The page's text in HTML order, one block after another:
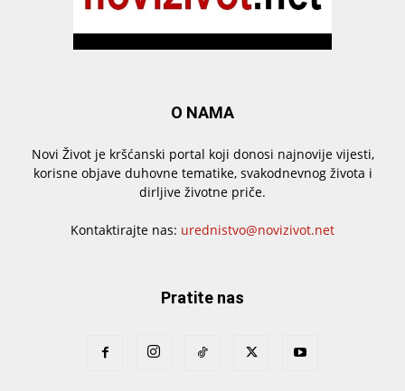
O NAMA
Novi Život je kršćanski portal koji donosi najnovije vijesti,
korisne objave duhovne tematike, svakodnevnog života i
dirljive životne priče.
Kontaktirajte nas: urednistvo@novizivot.net
Pratite nas